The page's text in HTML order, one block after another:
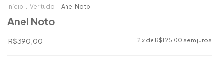
Início . Ver tudo . Anel Noto
Anel Noto
R$390,00 2x de R$195,00 sem juros